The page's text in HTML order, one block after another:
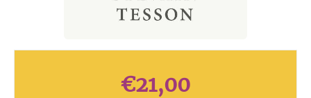
€21,00